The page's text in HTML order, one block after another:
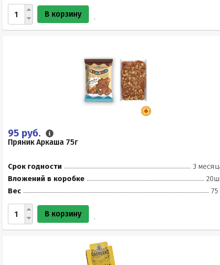
В корзину
95 руб.
Пряник Аркаша 75г
Срок годности
3
Вложений в коробке
Вес
75
В корзину